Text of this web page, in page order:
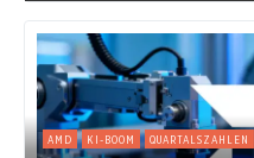
AMD KI-BOOM QUARTALSZAHLEN